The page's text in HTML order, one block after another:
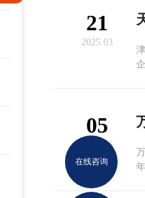
21
2025.03
05
2024.06
在线咨询